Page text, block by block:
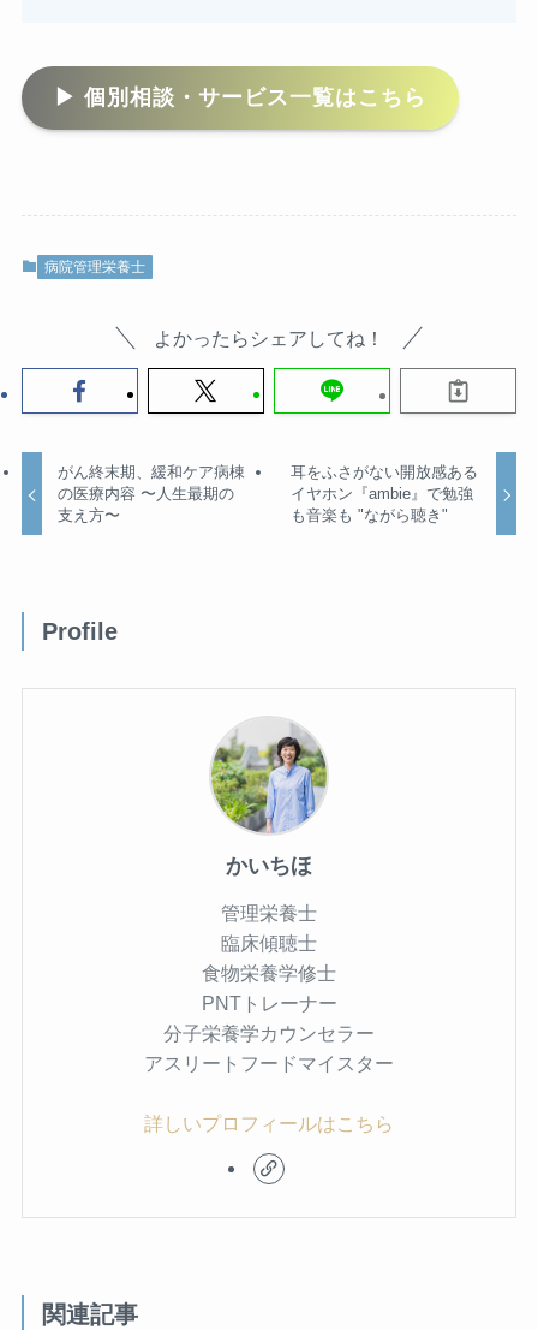
▶ 個別相談・サービス一覧はこちら
病院管理栄養士
よかったらシェアしてね！
がん終末期、緩和ケア病棟
の医療内容 〜人生最期の
支え方〜
耳をふさがない開放感ある
イヤホン『ambie』で勉強
も音楽も "ながら聴き"
Profile
かいちほ
管理栄養士
臨床傾聴士
食物栄養学修士
PNTトレーナー
分子栄養学カウンセラー
アスリートフードマイスター
詳しいプロフィールはこちら
関連記事